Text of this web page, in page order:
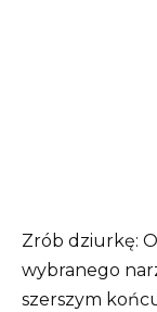
Zrób dziurkę:
wybranego
szerszym